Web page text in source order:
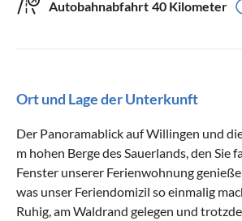
Autobahnabfahrt 40 Kilometer
Ort und Lage der Unterkunft
Der Panoramablick auf Willingen und
m hohen Berge des Sauerlands, den Sie
Fenster unserer Ferienwohnung
was unser Feriendomizil so einmalig
Ruhig, am Waldrand gelegen und